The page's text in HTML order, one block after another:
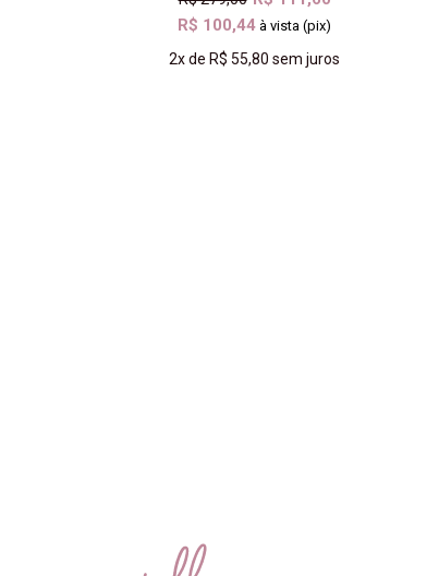
R$ 100,44 à vista (pix)
2xde R$ 55,80 sem juros